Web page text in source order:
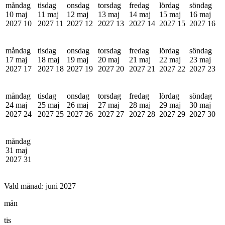
måndag
10 maj
2027 10
tisdag
11 maj
2027 11
onsdag
12 maj
2027 12
torsdag
13 maj
2027 13
fredag
14 maj
2027 14
lördag
15 maj
2027 15
söndag
16 maj
2027 16
måndag
17 maj
2027 17
tisdag
18 maj
2027 18
onsdag
19 maj
2027 19
torsdag
20 maj
2027 20
fredag
21 maj
2027 21
lördag
22 maj
2027 22
söndag
23 maj
2027 23
måndag
24 maj
2027 24
tisdag
25 maj
2027 25
onsdag
26 maj
2027 26
torsdag
27 maj
2027 27
fredag
28 maj
2027 28
lördag
29 maj
2027 29
söndag
30 maj
2027 30
måndag
31 maj
2027 31
Vald månad: juni 2027
mån
tis